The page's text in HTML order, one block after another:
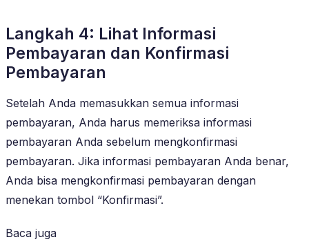
Langkah 4: Lihat Informasi
Pembayaran dan Konfirmasi
Pembayaran
Setelah Anda memasukkan semua informasi
pembayaran, Anda harus memeriksa informasi
pembayaran Anda sebelum mengkonfirmasi
pembayaran. Jika informasi pembayaran Anda benar,
Anda bisa mengkonfirmasi pembayaran dengan
menekan tombol “Konfirmasi”.
Baca juga